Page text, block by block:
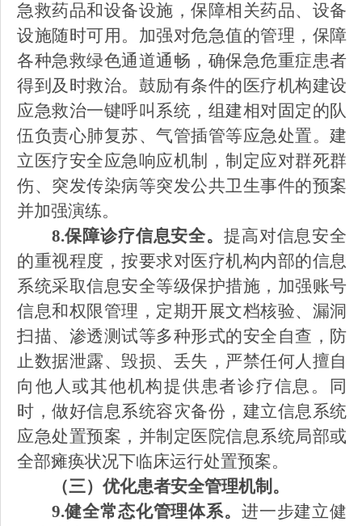
急救药品和设备设施，保障相关药品、设备
设施随时可用。加强对危急值的管理，保障
各种急救绿色通道通畅，确保急危重症患者
得到及时救治。鼓励有条件的医疗机构建设
应急救治一键呼叫系统，组建相对固定的队
伍负责心肺复苏、气管插管等应急处置。建
立医疗安全应急响应机制，制定应对群死群
伤、突发传染病等突发公共卫生事件的预案
并加强演练。
8.保障诊疗信息安全。 提高对信息安全
的重视程度，按要求对医疗机构内部的信息
系统采取信息安全等级保护措施，加强账号
信息和权限管理，定期开展文档核验、漏洞
扫描、渗透测试等多种形式的安全自查，防
止数据泄露、毁损、丢失，严禁任何人擅自
向他人或其他机构提供患者诊疗信息。同
时，做好信息系统容灾备份，建立信息系统
应急处置预案，并制定医院信息系统局部或
全部瘫痪状况下临床运行处置预案。
（三）优化患者安全管理机制。
9.健全常态化管理体系。 进一步建立健